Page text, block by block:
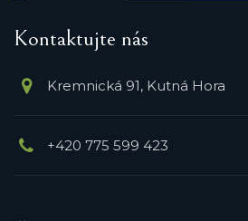
Kontaktujte nás
Kremnická 91, Kutná Hora
+420 775 599 423